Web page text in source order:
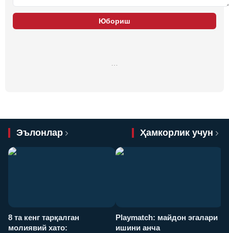
Юбориш
Эълонлар Ҳамкорлик учун
8 та кенг тарқалган
молиявий хато:
Playmatch: майдон эгалари
ишини анча